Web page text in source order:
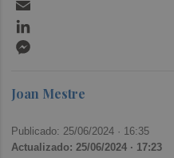
Joan Mestre
Publicado: 25/06/2024 · 16:35
Actualizado: 25/06/2024 · 17:23